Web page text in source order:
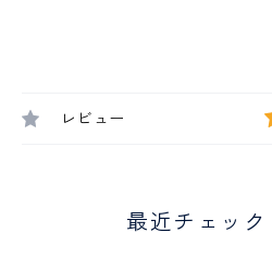
レビュー
最近チェック